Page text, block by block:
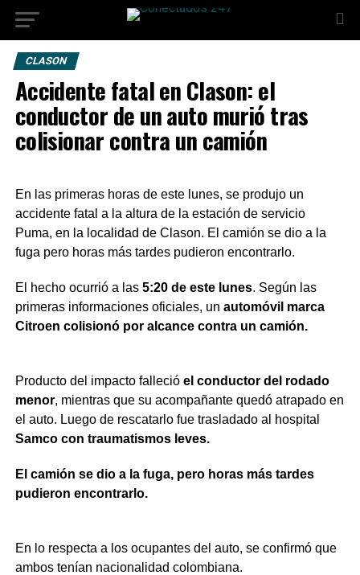
CLASON
Accidente fatal en Clason: el
conductor de un auto murió tras
colisionar contra un camión
En las primeras horas de este lunes, se produjo un
accidente fatal a la altura de la estación de servicio
Puma, en la localidad de Clason. El camión se dio a la
fuga pero horas más tardes pudieron encontrarlo.
El hecho ocurrió a las 5:20 de este lunes. Según las
primeras informaciones oficiales, un automóvil marca
Citroen colisionó por alcance contra un camión.
Producto del impacto falleció el conductor del rodado
menor, mientras que su acompañante quedó atrapado en
el auto. Luego de rescatarlo fue trasladado al hospital
Samco con traumatismos leves.
El camión se dio a la fuga, pero horas más tardes
pudieron encontrarlo.
En lo respecta a los ocupantes del auto, se confirmó que
ambos tenían nacionalidad colombiana.